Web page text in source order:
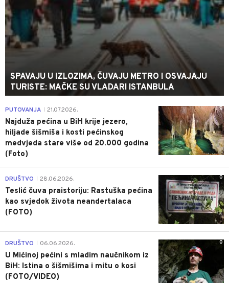
SPAVAJU U IZLOZIMA, ČUVAJU METRO I OSVAJAJU
TURISTE: MAČKE SU VLADARI ISTANBULA
0
PUTOVANJA 21.07.2026.
Najduža pećina u BiH krije jezero,
hiljade šišmiša i kosti pećinskog
medvjeda stare više od 20.000 godina
(Foto)
0
DRUŠTVO 28.06.2026.
Teslić čuva praistoriju: Rastuška pećina
kao svjedok života neandertalaca
(FOTO)
0
DRUŠTVO 06.06.2026.
U Mićinoj pećini s mladim naučnikom iz
BiH: Istina o šišmišima i mitu o kosi
(FOTO/VIDEO)